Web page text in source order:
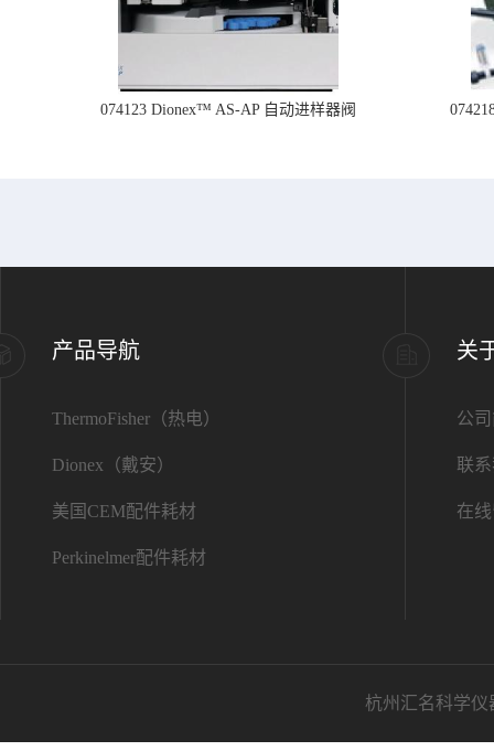
074123 Dionex™ AS-AP 自动进样器阀
产品导航
ThermoFisher（热电）
Dionex（戴安）
美国CEM配件耗材
Perkinelmer配件耗材
关
公
联
在
杭州汇名科学仪